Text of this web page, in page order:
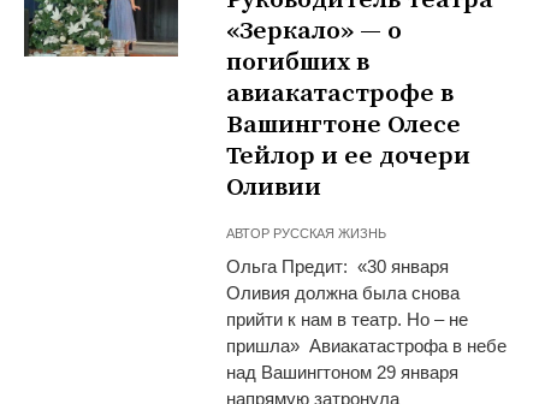
«Зеркало» — о
погибших в
авиакатастрофе в
Вашингтоне Олесе
Тейлор и ее дочери
Оливии
АВТОР РУССКАЯ ЖИЗНЬ
Ольга Предит: «30 января
Оливия должна была снова
прийти к нам в театр. Но – не
пришла» Авиакатастрофа в небе
над Вашингтоном 29 января
напрямую затронула